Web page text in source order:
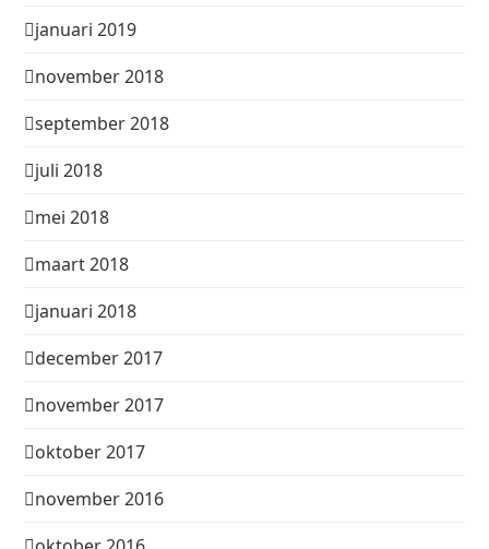
januari 2019
november 2018
september 2018
juli 2018
mei 2018
maart 2018
januari 2018
december 2017
november 2017
oktober 2017
november 2016